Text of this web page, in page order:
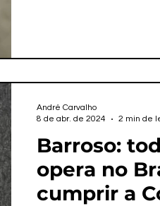
Barroso:
opera no
cumprir a
André Carvalho
8 de abr. de 2024
2 min de